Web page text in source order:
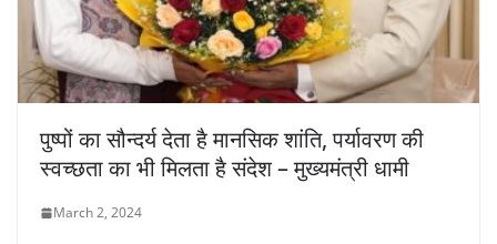
पुष्पों का सौन्दर्य देता है मानसिक शांति, पर्यावरण की
स्वच्छता का भी मिलता है संदेश – मुख्यमंत्री धामी
March 2, 2024